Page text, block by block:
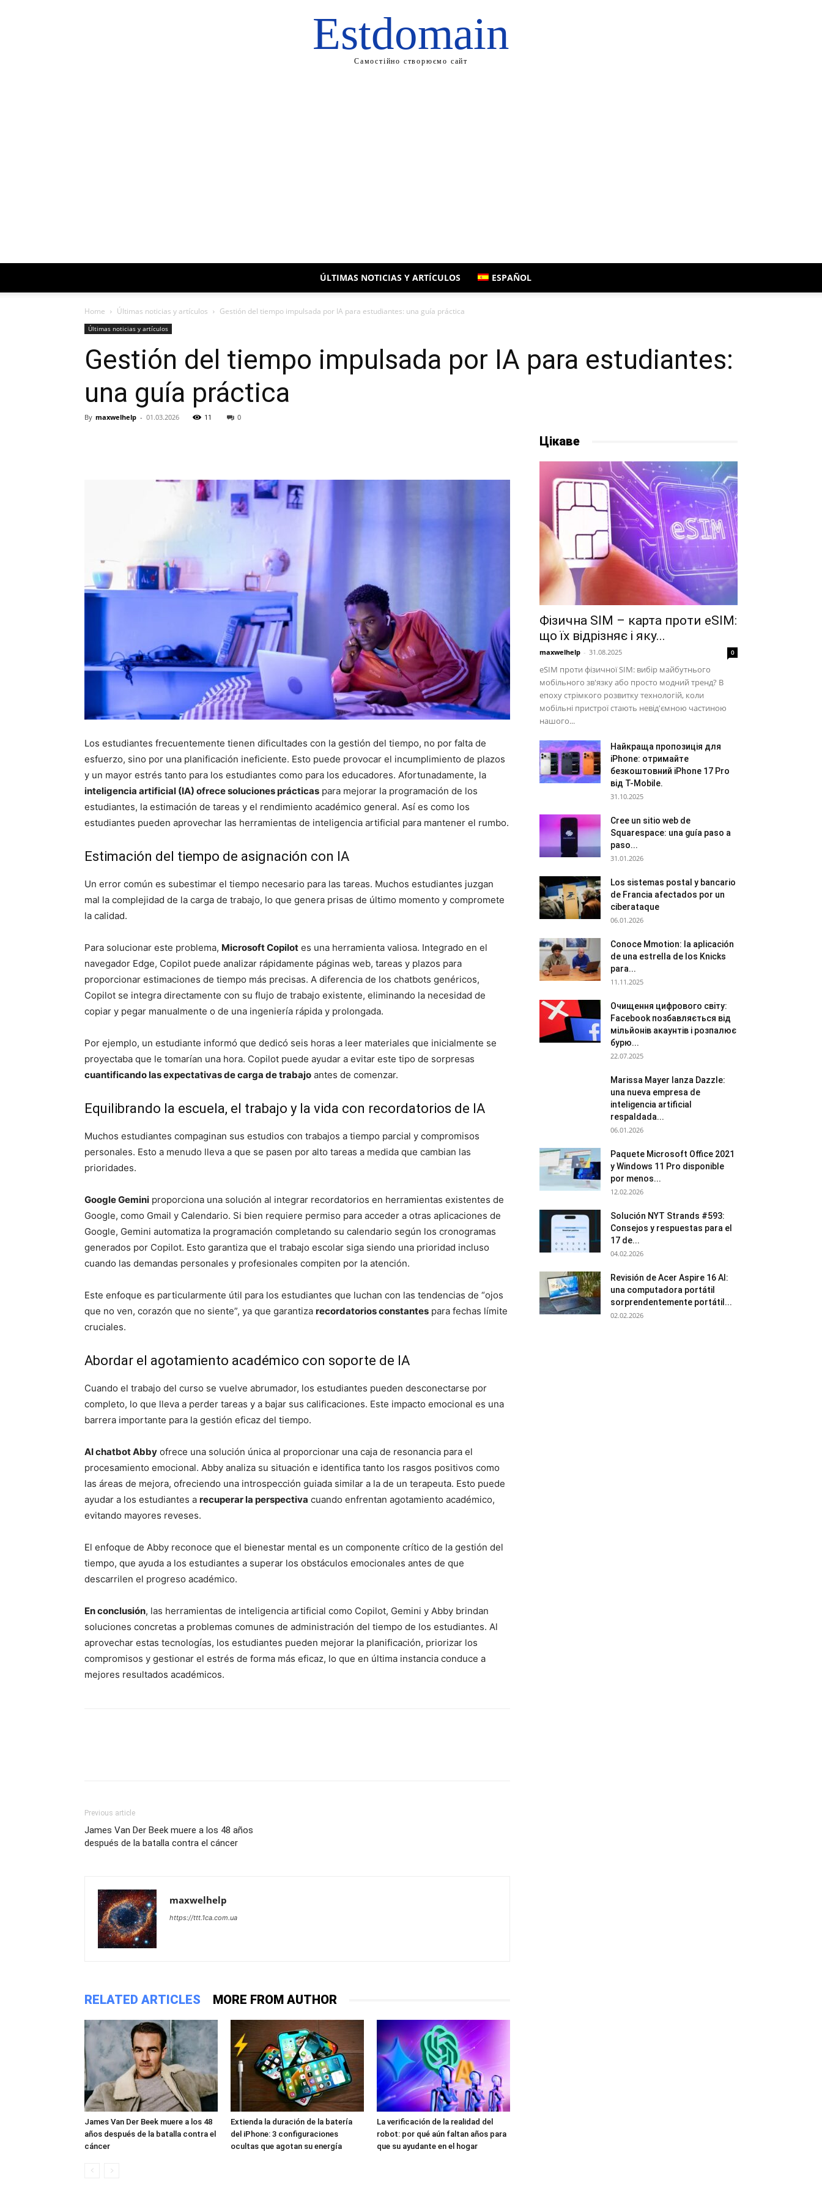
Estdomain
Самостійно створюємо сайт
ÚLTIMAS NOTICIAS Y ARTÍCULOS ESPAÑOL
Home Últimas noticias y artículos Gestión del tiempo impulsada por IA para estudiantes: una guía práctica
Últimas noticias y artículos
Gestión del tiempo impulsada por IA para estudiantes:
una guía práctica
By maxwelhelp - 01.03.2026 11 0
Los estudiantes frecuentemente tienen dificultades con la gestión del tiempo, no por falta de
esfuerzo, sino por una planificación ineficiente. Esto puede provocar el incumplimiento de plazos
y un mayor estrés tanto para los estudiantes como para los educadores. Afortunadamente, la
inteligencia artificial (IA) ofrece soluciones prácticas para mejorar la programación de los
estudiantes, la estimación de tareas y el rendimiento académico general. Así es como los
estudiantes pueden aprovechar las herramientas de inteligencia artificial para mantener el rumbo.
Estimación del tiempo de asignación con IA
Un error común es subestimar el tiempo necesario para las tareas. Muchos estudiantes juzgan
mal la complejidad de la carga de trabajo, lo que genera prisas de último momento y compromete
la calidad.
Para solucionar este problema, Microsoft Copilot es una herramienta valiosa. Integrado en el
navegador Edge, Copilot puede analizar rápidamente páginas web, tareas y plazos para
proporcionar estimaciones de tiempo más precisas. A diferencia de los chatbots genéricos,
Copilot se integra directamente con su flujo de trabajo existente, eliminando la necesidad de
copiar y pegar manualmente o de una ingeniería rápida y prolongada.
Por ejemplo, un estudiante informó que dedicó seis horas a leer materiales que inicialmente se
proyectaba que le tomarían una hora. Copilot puede ayudar a evitar este tipo de sorpresas
cuantificando las expectativas de carga de trabajo antes de comenzar.
Equilibrando la escuela, el trabajo y la vida con recordatorios de IA
Muchos estudiantes compaginan sus estudios con trabajos a tiempo parcial y compromisos
personales. Esto a menudo lleva a que se pasen por alto tareas a medida que cambian las
prioridades.
Google Gemini proporciona una solución al integrar recordatorios en herramientas existentes de
Google, como Gmail y Calendario. Si bien requiere permiso para acceder a otras aplicaciones de
Google, Gemini automatiza la programación completando su calendario según los cronogramas
generados por Copilot. Esto garantiza que el trabajo escolar siga siendo una prioridad incluso
cuando las demandas personales y profesionales compiten por la atención.
Este enfoque es particularmente útil para los estudiantes que luchan con las tendencias de “ojos
que no ven, corazón que no siente”, ya que garantiza recordatorios constantes para fechas límite
cruciales.
Abordar el agotamiento académico con soporte de IA
Cuando el trabajo del curso se vuelve abrumador, los estudiantes pueden desconectarse por
completo, lo que lleva a perder tareas y a bajar sus calificaciones. Este impacto emocional es una
barrera importante para la gestión eficaz del tiempo.
AI chatbot Abby ofrece una solución única al proporcionar una caja de resonancia para el
procesamiento emocional. Abby analiza su situación e identifica tanto los rasgos positivos como
las áreas de mejora, ofreciendo una introspección guiada similar a la de un terapeuta. Esto puede
ayudar a los estudiantes a recuperar la perspectiva cuando enfrentan agotamiento académico,
evitando mayores reveses.
El enfoque de Abby reconoce que el bienestar mental es un componente crítico de la gestión del
tiempo, que ayuda a los estudiantes a superar los obstáculos emocionales antes de que
descarrilen el progreso académico.
En conclusión, las herramientas de inteligencia artificial como Copilot, Gemini y Abby brindan
soluciones concretas a problemas comunes de administración del tiempo de los estudiantes. Al
aprovechar estas tecnologías, los estudiantes pueden mejorar la planificación, priorizar los
compromisos y gestionar el estrés de forma más eficaz, lo que en última instancia conduce a
mejores resultados académicos.
Previous article
James Van Der Beek muere a los 48 años
después de la batalla contra el cáncer
maxwelhelp
https://ttt.1ca.com.ua
RELATED ARTICLES MORE FROM AUTHOR
James Van Der Beek muere a los 48
años después de la batalla contra el
cáncer
Extienda la duración de la batería
del iPhone: 3 configuraciones
ocultas que agotan su energía
La verificación de la realidad del
robot: por qué aún faltan años para
que su ayudante en el hogar
Цікаве
Фізична SIM – карта проти eSIM:
що їх відрізняє і яку...
maxwelhelp - 31.08.2025 0
eSIM проти фізичної SIM: вибір майбутнього
мобільного зв'язку або просто модний тренд? В
епоху стрімкого розвитку технологій, коли
мобільні пристрої стають невід'ємною частиною
нашого...
Найкраща пропозиція для
iPhone: отримайте
безкоштовний iPhone 17 Pro
від T-Mobile.
31.10.2025
Cree un sitio web de
Squarespace: una guía paso a
paso...
31.01.2026
Los sistemas postal y bancario
de Francia afectados por un
ciberataque
06.01.2026
Conoce Mmotion: la aplicación
de una estrella de los Knicks
para...
11.11.2025
Очищення цифрового світу:
Facebook позбавляється від
мільйонів акаунтів і розпалює
бурю...
22.07.2025
Marissa Mayer lanza Dazzle:
una nueva empresa de
inteligencia artificial
respaldada...
06.01.2026
Paquete Microsoft Office 2021
y Windows 11 Pro disponible
por menos...
12.02.2026
Solución NYT Strands #593:
Consejos y respuestas para el
17 de...
04.02.2026
Revisión de Acer Aspire 16 AI:
una computadora portátil
sorprendentemente portátil...
02.02.2026